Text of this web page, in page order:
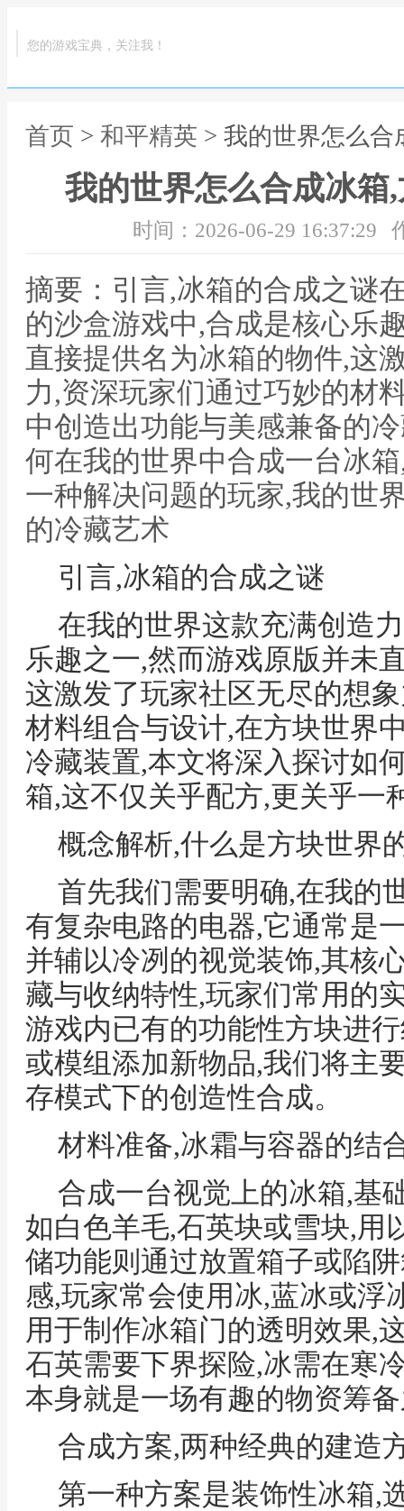
您的游戏宝典，关注我！
首页 > 和平精英 > 我的世界怎么
我的世界怎么合成冰箱
时间：2026-06-29 16:37:29
摘要：引言,冰箱的合成之谜
的沙盒游戏中,合成是核心乐
直接提供名为冰箱的物件,这
力,资深玩家们通过巧妙的材
中创造出功能与美感兼备的
何在我的世界中合成一台冰
一种解决问题的玩家,我的世
的冷藏艺术
引言,冰箱的合成之谜
在我的世界这款充满创造
乐趣之一,然而游戏原版并未
这激发了玩家社区无尽的想
材料组合与设计,在方块世界
冷藏装置,本文将深入探讨如
箱,这不仅关乎配方,更关乎一
概念解析,什么是方块世界
首先我们需要明确,在我的
有复杂电路的电器,它通常是
并辅以冷冽的视觉装饰,其核
藏与收纳特性,玩家们常用的
游戏内已有的功能性方块进
或模组添加新物品,我们将主
存模式下的创造性合成。
材料准备,冰霜与容器的结
合成一台视觉上的冰箱,基
如白色羊毛,石英块或雪块,用
储功能则通过放置箱子或陷
感,玩家常会使用冰,蓝冰或浮
用于制作冰箱门的透明效果,
石英需要下界探险,冰需在寒
本身就是一场有趣的物资筹
合成方案,两种经典的建造
第一种方案是装饰性冰箱,